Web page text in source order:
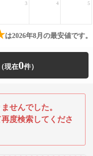
3 4 5
は2026年8月の最安値です。
0
せんでした。
度検索してくださ